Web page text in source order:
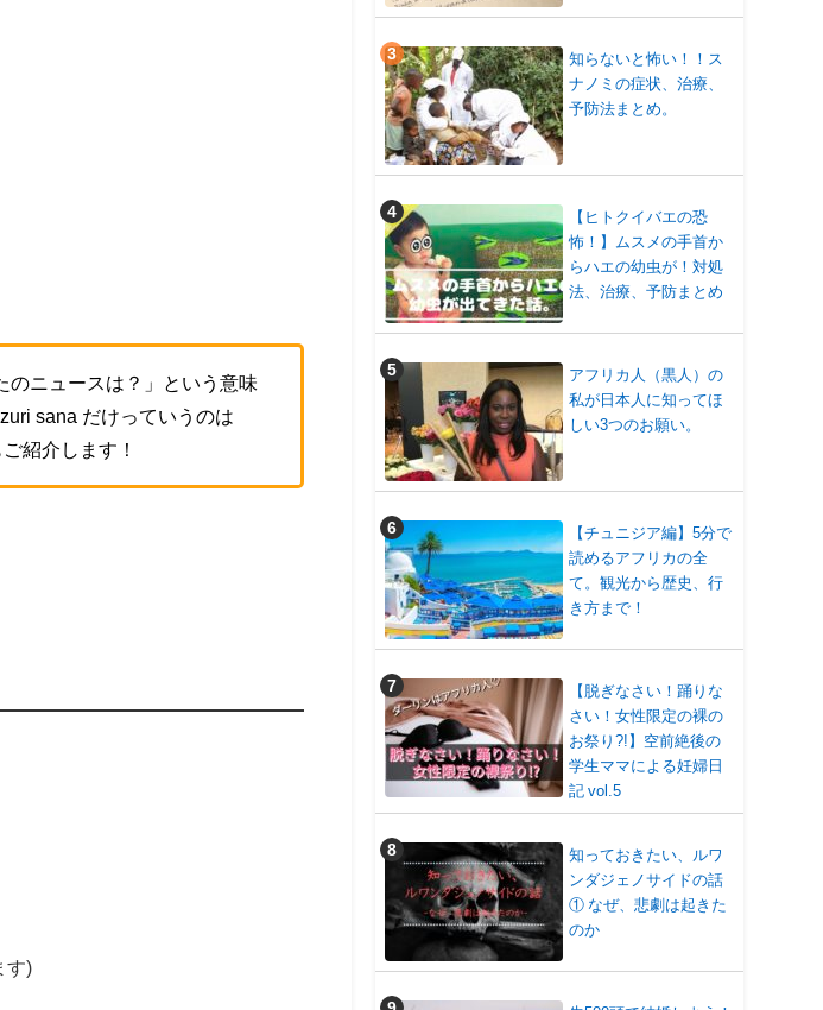
のニュースは？」という意味
sana だけっていうのは
紹介します！
す)
知らないと怖い！！ス
ナノミの症状、治療、
予防法まとめ。
【ヒトクイバエの恐
怖！】ムスメの手首か
らハエの幼虫が！対処
法、治療、予防まとめ
アフリカ人（黒人）の
私が日本人に知ってほ
しい3つのお願い。
【チュニジア編】5分で
読めるアフリカの全
て。観光から歴史、行
き方まで！
【脱ぎなさい！踊りな
さい！女性限定の裸の
お祭り?!】空前絶後の
学生ママによる妊婦日
記 vol.5
知っておきたい、ルワ
ンダジェノサイドの話
① なぜ、悲劇は起きた
のか